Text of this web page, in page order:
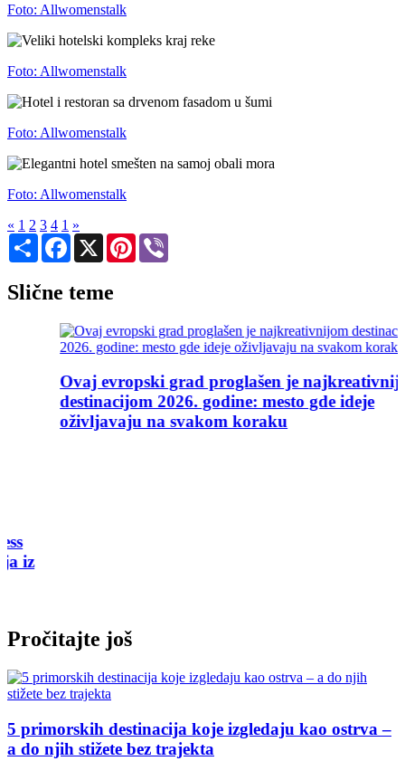
Foto: Allwomenstalk
Foto: Allwomenstalk
Foto: Allwomenstalk
Foto: Allwomenstalk
« 1 2 3 4 1 »
Share Facebook
X Pinterest
Slične teme
Ovaj evropski grad proglašen je najkreativnijom
destinacijom 2026. godine: mesto gde ideje
oživljavaju na svakom koraku
Pročitajte još
5 primorskih destinacija koje izgledaju kao ostrva –
a do njih stižete bez trajekta